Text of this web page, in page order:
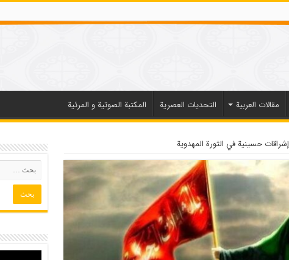
مقالات العربیة التحديات العصرية المكتبة الصوتية و المرئية
إشراقات حسينية في الثورة المهدوية